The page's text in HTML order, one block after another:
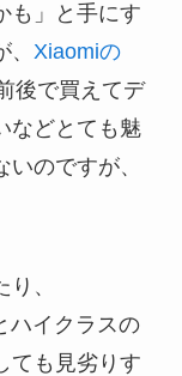
も」と手にす
Xiaomiの
後で買えてデ
などとても魅
のですが、
、
ハイクラスの
ても見劣りす